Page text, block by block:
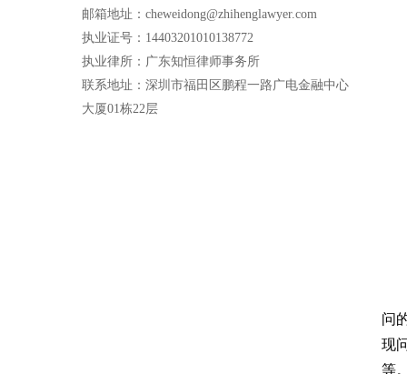
邮箱地址：cheweidong@zhihenglawyer.com
执业证号：14403201010138772
执业律所：广东知恒律师事务所
联系地址：深圳市福田区鹏程一路广电金融中心
大厦01栋22层
问
现
等